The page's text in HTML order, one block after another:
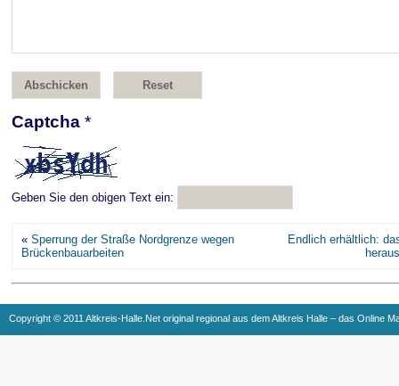
Captcha *
Geben Sie den obigen Text ein:
« Sperrung der Straße Nordgrenze wegen
Brückenbauarbeiten
Endlich erhältlich:
Copyright © 2011 Altkreis-Halle.Net original regional aus dem Altkreis Halle – das Online